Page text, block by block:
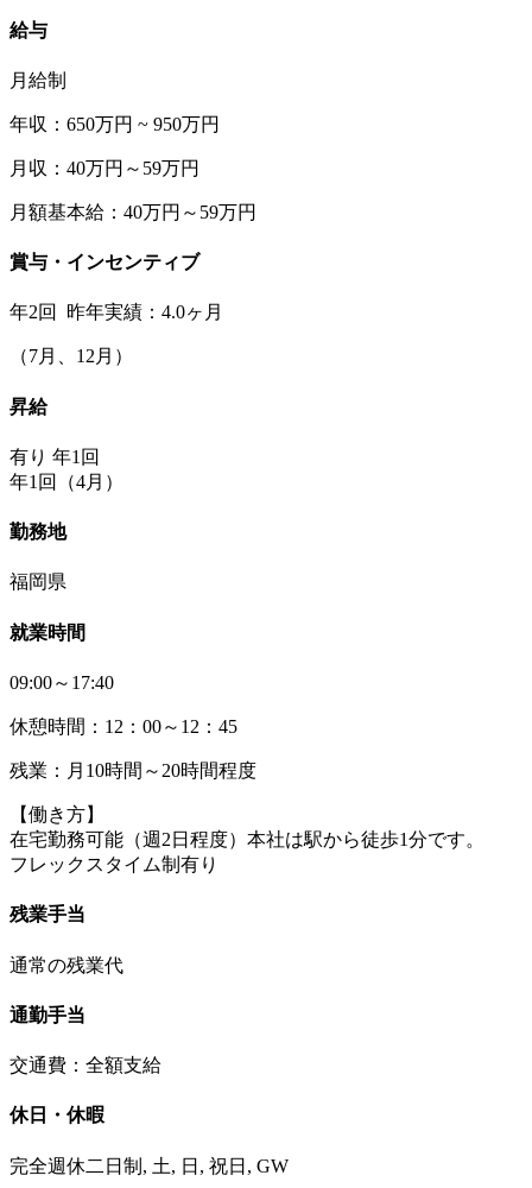
給与
月給制
年収：650万円 ~ 950万円
月収：40万円～59万円
月額基本給：40万円～59万円
賞与・インセンティブ
年2回 昨年実績：4.0ヶ月
（7月、12月）
昇給
有り 年1回
年1回（4月）
勤務地
福岡県
就業時間
09:00～17:40
休憩時間：12：00～12：45
残業：月10時間～20時間程度
【働き方】
在宅勤務可能（週2日程度）本社は駅から徒歩1分です。
フレックスタイム制有り
残業手当
通常の残業代
通勤手当
交通費：全額支給
休日・休暇
完全週休二日制, 土, 日, 祝日, GW